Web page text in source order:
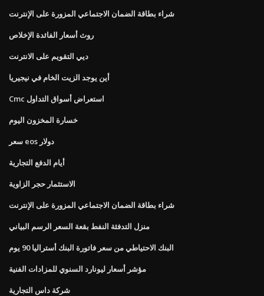
شراء بطاقة الضمان الاجتماعي المزورة على الإنترنت
روث أسعار الفائدة الإخلاص
ديي التقويم على الانترنت
أين يوجد الزيت الخام في نيجيريا
Cmc استعراض أسواق التداول
خسارة المخزون اليوم
سعر eos دولار
أيام الدفع التجارية
الاستثمار حجر الزاوية
شراء بطاقة الضمان الاجتماعي المزورة على الإنترنت
منزل التدفئة النفط بقعة السعر الرسم البياني
البنك الاحتياطي من سعر فاتورة البنك أستراليا 90 يوم
مؤشر أسعار ليونارد السنوي للمزادات الفنية
شركة داس التجارية